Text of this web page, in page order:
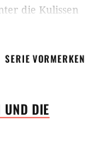
die Kulissen
Sieg im
Die 6-teilige
2021 bei
SERIE VORMERKEN
UND DIE